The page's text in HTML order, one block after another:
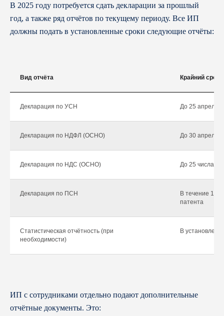
В 2025 году потребуется сдать декларации за прошлый
год, а также ряд отчётов по текущему периоду. Все ИП
должны подать в установленные сроки следующие отчёты:
Вид отчёта Крайний срок
Декларация по УСН До 25 апреля
Декларация по НДФЛ (ОСНО) До 30 апреля
Декларация по НДС (ОСНО) До 25 числа
Декларация по ПСН
В течение 10
патента
Статистическая отчётность (при
необходимости)
В
ИП с сотрудниками отдельно подают дополнительные
отчётные документы. Это: